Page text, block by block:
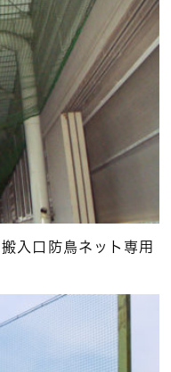
入口防鳥ネット専用